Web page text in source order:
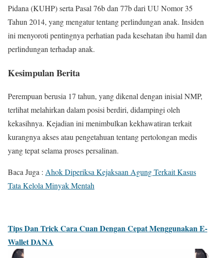
Pidana (KUHP) serta Pasal 76b dan 77b dari UU Nomor 35
Tahun 2014, yang mengatur tentang perlindungan anak. Insiden
ini menyoroti pentingnya perhatian pada kesehatan ibu hamil dan
perlindungan terhadap anak.
Kesimpulan Berita
Perempuan berusia 17 tahun, yang dikenal dengan inisial NMP,
terlihat melahirkan dalam posisi berdiri, didampingi oleh
kekasihnya. Kejadian ini menimbulkan kekhawatiran terkait
kurangnya akses atau pengetahuan tentang pertolongan medis
yang tepat selama proses persalinan.
Baca Juga : Ahok Diperiksa Kejaksaan Agung Terkait Kasus
Tata Kelola Minyak Mentah
Tips Dan Trick Cara Cuan Dengan Cepat Menggunakan E-
Wallet DANA